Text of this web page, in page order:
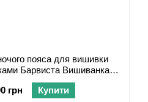
пояса для вишивки
Барвиста Вишиванка
ПС070дМнннн
грн
Купити